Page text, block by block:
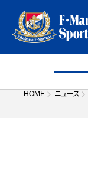
HOME ニュース